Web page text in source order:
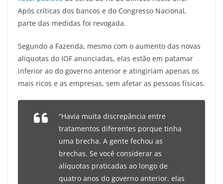
Após críticas dos bancos e do Congresso Nacional,
parte das medidas foi revogada.
Segundo a Fazenda, mesmo com o aumento das novas
alíquotas do IOF anunciadas, elas estão em patamar
inferior ao do governo anterior e atingiriam apenas os
mais ricos e as empresas, sem afetar as pessoas físicas.
“Havia muita discrepância entre
tratamentos diferentes porque tinha
uma brecha. A gente fechou as
brechas. Se você considerar as
alíquotas praticadas ao longo de
quatro anos do governo anterior, elas